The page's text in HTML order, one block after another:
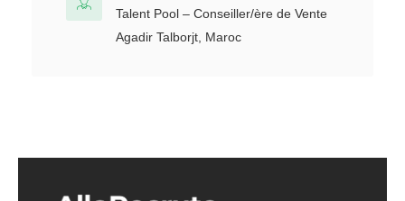
Talent Pool – Conseiller/ère de Vente
Agadir Talborjt, Maroc